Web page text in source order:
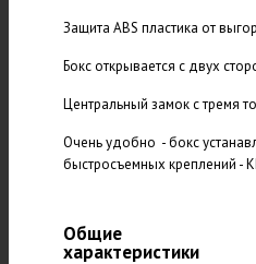
Защита ABS пластика от
Бокс открывается с двух
Центральный замок с тремя
Очень удобно - бокс
быстросъемных креплений -
Общие
характеристики